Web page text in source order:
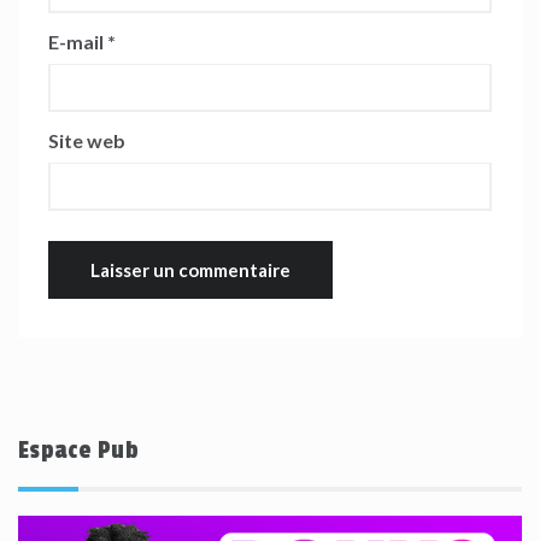
E-mail *
Site web
Espace Pub